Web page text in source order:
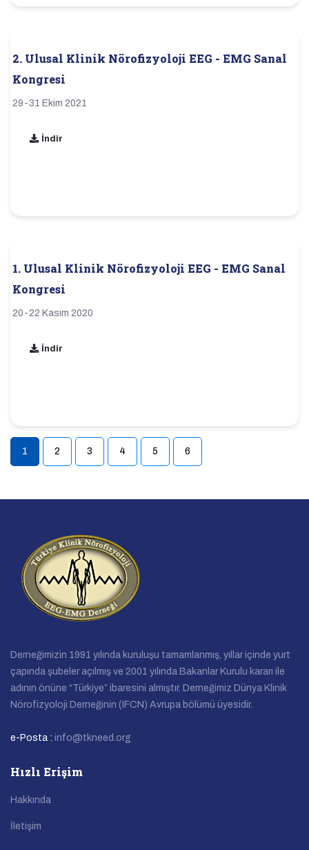
2. Ulusal Klinik Nörofizyoloji EEG - EMG Sanal
Kongresi
29-31 Ekim 2021
İndir
1. Ulusal Klinik Nörofizyoloji EEG - EMG Sanal
Kongresi
20-22 Kasım 2020
İndir
1
(current)
2 3 4 5 6
Derneğimizin 1991 yılında kuruluşu tamamlanmış, yıllar içinde yurt
çapında şubeler açılmış ve 2001 yılında Bakanlar Kurulu kararı ile
adının önüne “Türkiye” ibaresini almıştır. Derneğimiz Dünya Klinik
Nörofizyoloji Derneğinin (IFCN) Avrupa bölümü üyesidir.
e-Posta : info@tkneed.org
Hızlı Erişim
Hakkında
İletişim